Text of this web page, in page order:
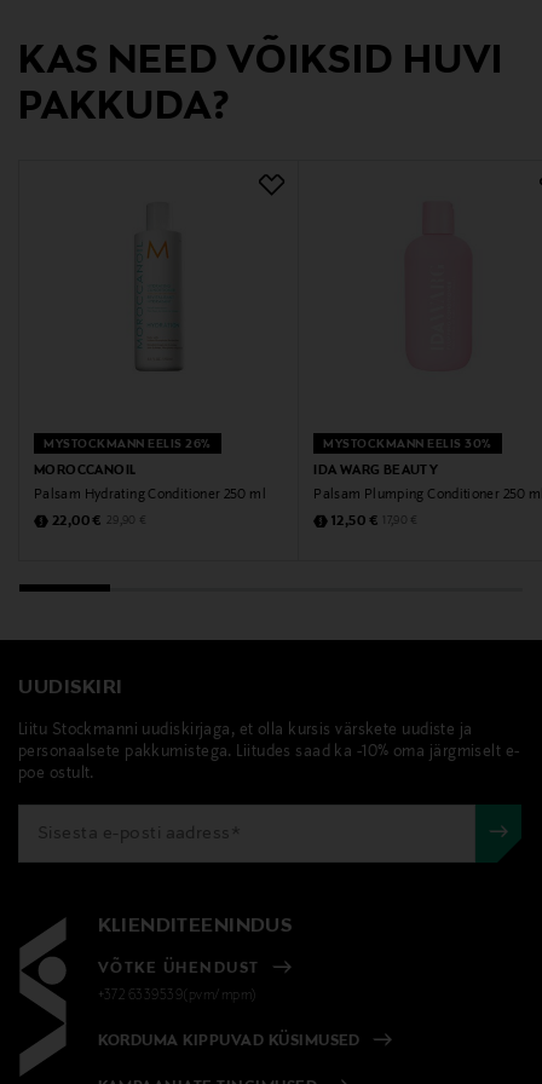
Tootja
KAS NEED VÕIKSID HUVI
PAKKUDA?
MYSTOCKMANN EELIS 26%
MOROCCANOIL
Palsam Hydrating Conditioner 250 ml
Discounted Price
22,00 € Original Price
29,90 €
MYSTOCKMANN EELIS 30%
IDA WARG BEAUTY
Palsam Plumping Conditioner 250
Discounted Price
12,50 € Original Price
17,90 €
UUDISKIRI
Liitu Stockmanni uudiskirjaga, et olla kursis värskete uudiste ja
personaalsete pakkumistega. Liitudes saad ka -10% oma järgmiselt e-
poe ostult.
KLIENDITEENINDUS
VÕTKE ÜHENDUST
+372 6339539(pvm/mpm)
KORDUMA KIPPUVAD KÜSIMUSED